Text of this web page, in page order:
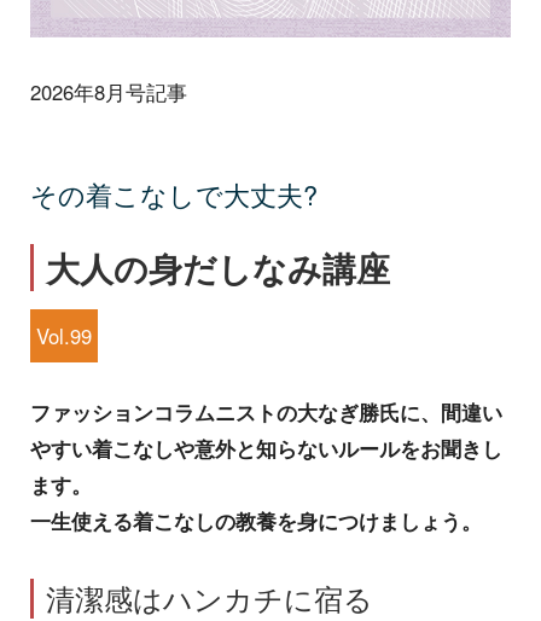
2026年8月号記事
その着こなしで大丈夫?
大人の身だしなみ講座
Vol.99
ファッションコラムニストの大なぎ勝氏に、間違い
やすい着こなしや意外と知らないルールをお聞きし
ます。
一生使える着こなしの教養を身につけましょう。
清潔感はハンカチに宿る